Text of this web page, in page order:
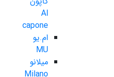
Al
capone
ام.یو
MU
میلانو
Milano